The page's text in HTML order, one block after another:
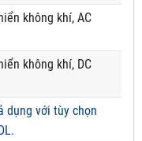
không khí, AC
không khí, DC
dụng với tùy chọn